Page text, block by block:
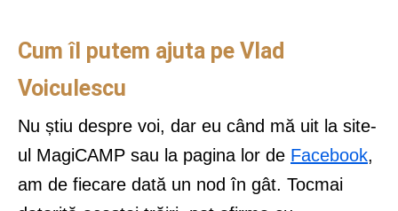
Cum îl putem ajuta pe Vlad
Voiculescu
Nu știu despre voi, dar eu când mă uit la site-
ul MagiCAMP sau la pagina lor de Facebook,
am de fiecare dată un nod în gât. Tocmai